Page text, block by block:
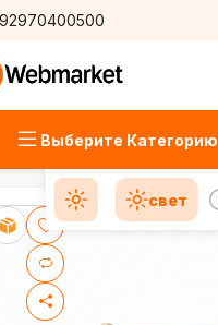
Выберите Категорию
свет